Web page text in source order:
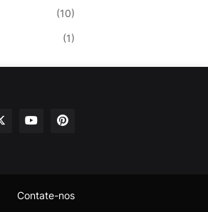
(10)
(1)
Contate-nos